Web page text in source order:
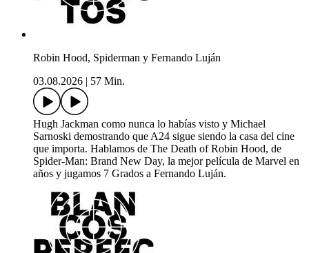
Robin Hood, Spiderman y Fernando Luján
03.08.2026
57 Min.
Hugh Jackman como nunca lo habías visto y Michael
Sarnoski demostrando que A24 sigue siendo la casa del cine
que importa. Hablamos de The Death of Robin Hood, de
Spider-Man: Brand New Day, la mejor película de Marvel en
años y jugamos 7 Grados a Fernando Luján.